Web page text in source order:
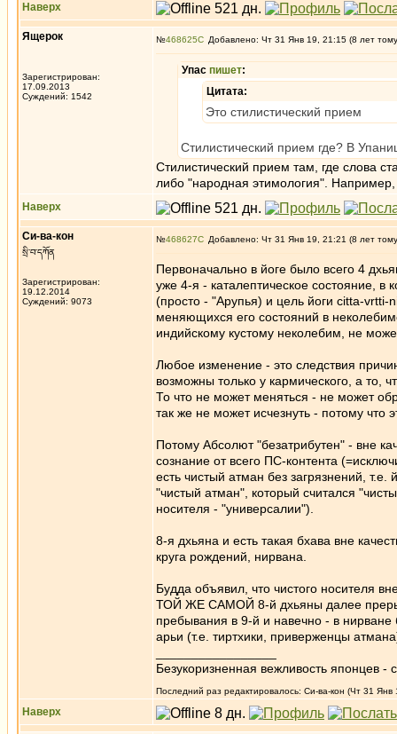
Наверх
Ящерок
Зарегистрирован:
17.09.2013
Суждений: 1542
№468625 Добавлено: Чт 31 Янв 19, 21:15 (8 лет
Упас пишет:
Цитата:
Это стилистический прием
Стилистический прием где? В
Стилистический прием там, где слова
либо "народная этимология". Например,
Наверх
Си-ва-кон
སྲི་བ་དཀོན
Зарегистрирован:
19.12.2014
Суждений: 9073
№468627 Добавлено: Чт 31 Янв 19, 21:21 (8 лет
Первоначально в йоге было всего 4
уже 4-я - каталептическое состояние,
(просто - "Арупья) и цель йоги citta-
меняющихся его состояний в
индийскому кустому неколебим, не
Любое изменение - это следствия
возможны только у кармического, а то,
То что не может меняться - не может
так же не может исчезнуть - потому что
Потому Абсолют "безатрибутен" - вне
сознание от всего ПС-контента
есть чистый атман без загрязнений,
"чистый атман", который считался
носителя - "универсалии").
8-я дхьяна и есть такая бхава вне
круга рождений, нирвана.
Будда объявил, что чистого носителя
ТОЙ ЖЕ САМОЙ 8-й дхьяны далее
пребывания в 9-й и навечно - в нирване
арьи (т.е. тиртхики, приверженцы
Безукоризненная вежливость японцев -
Последний раз редактировалось: Си-ва-кон (Чт 31 Янв
Наверх